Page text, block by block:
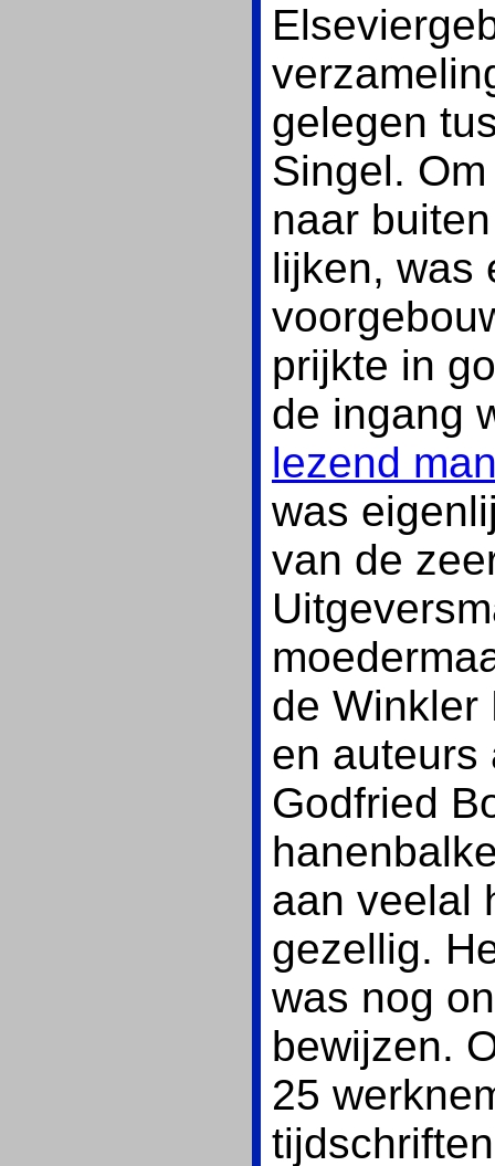
gelegen
Singel.
naar
lijken, was
prijkte in
de ingang
lezend
was
van de
de Winkler
en auteurs
Godfried
aan veelal
gezellig.
was nog
bewijzen.
25